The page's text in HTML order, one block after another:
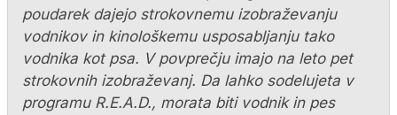
poudarek dajejo strokovnemu izobraževanju
vodnikov in kinološkemu usposabljanju tako
vodnika kot psa. V povprečju imajo na leto pet
strokovnih izobraževanj. Da lahko sodelujeta v
programu R.E.A.D., morata biti vodnik in pes